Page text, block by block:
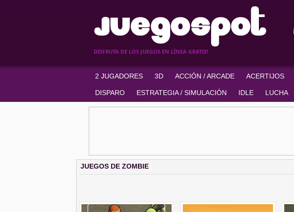
DISFRUTA DE LOS JUEGOS EN LÍNEA GRATIS!
2 JUGADORES 3D ACCIÓN / ARCADE ACERTIJOS
DISPARO ESTRATEGIA / SIMULACIÓN IDLE LUCHA
JUEGOS DE ZOMBIE